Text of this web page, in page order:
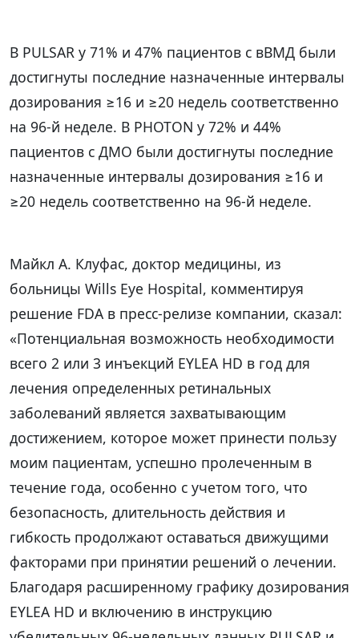
В PULSAR у 71% и 47% пациентов с вВМД были
достигнуты последние назначенные интервалы
дозирования ≥16 и ≥20 недель соответственно
на 96-й неделе. В PHOTON у 72% и 44%
пациентов с ДМО были достигнуты последние
назначенные интервалы дозирования ≥16 и
≥20 недель соответственно на 96-й неделе.
Майкл А. Клуфас, доктор медицины, из
больницы Wills Eye Hospital, комментируя
решение FDA в пресс-релизе компании, сказал:
«Потенциальная возможность необходимости
всего 2 или 3 инъекций EYLEA HD в год для
лечения определенных ретинальных
заболеваний является захватывающим
достижением, которое может принести пользу
моим пациентам, успешно пролеченным в
течение года, особенно с учетом того, что
безопасность, длительность действия и
гибкость продолжают оставаться движущими
факторами при принятии решений о лечении.
Благодаря расширенному графику дозирования
EYLEA HD и включению в инструкцию